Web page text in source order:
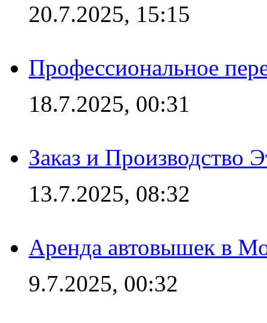
20.7.2025, 15:15
Профессиональное
18.7.2025, 00:31
Заказ и Производство
13.7.2025, 08:32
Аренда автовышек в
9.7.2025, 00:32